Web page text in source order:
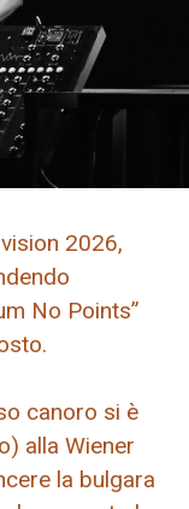
2026,
No Points”
canoro si è
alla Wiener
la bulgara